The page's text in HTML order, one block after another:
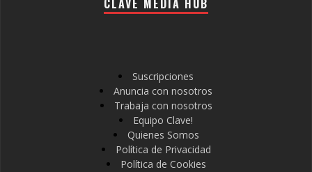
CLAVE MEDIA HUB
Suscripciones
Anuncia con nosotros
Trabaja con nosotros
Equipo Clave!
Quienes Somos
Política de Privacidad
Política de Cookies